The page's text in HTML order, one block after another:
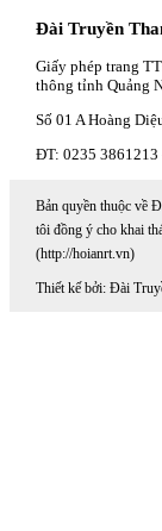
Đài Truyền
Giấy phép trang
thông tỉnh Quảng
Số 01 A Hoàng
ĐT: 0235
Bản quyền thuộc về
tôi đồng ý cho khai
(http://hoianrt.vn)
Thiết kế bởi: Đài